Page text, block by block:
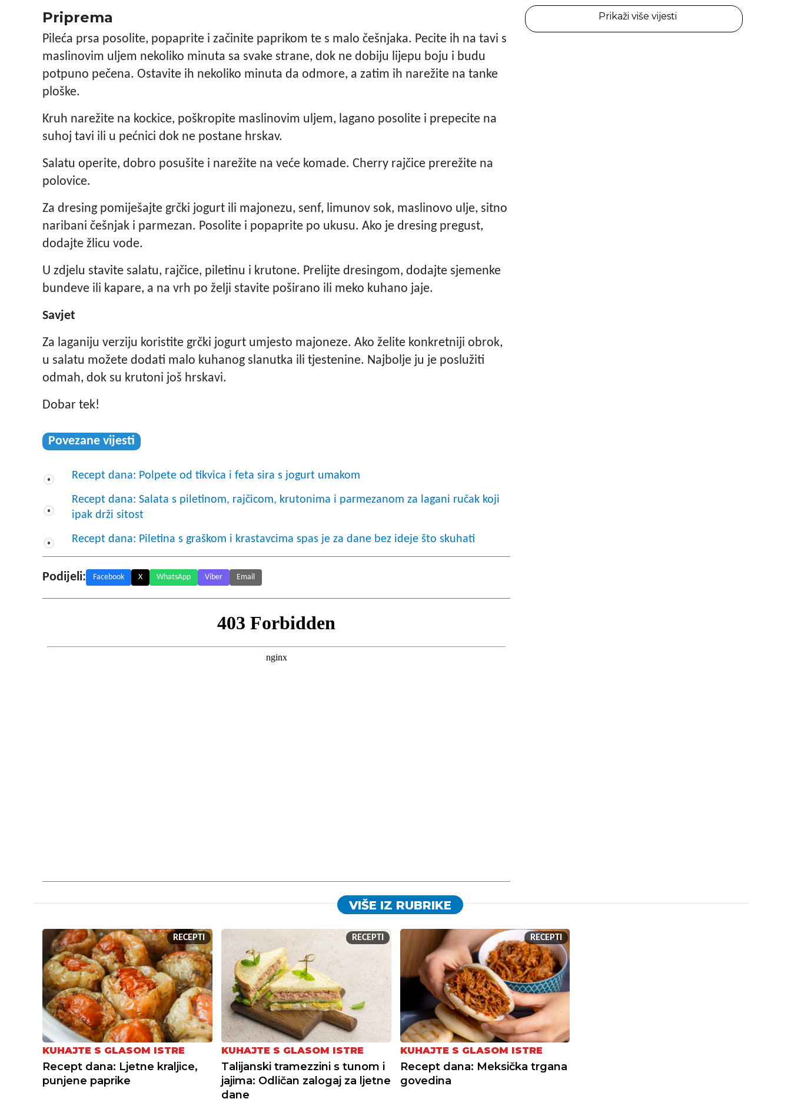
Priprema
Pileća prsa posolite, popaprite i začinite paprikom te s malo češnjaka. Pecite ih na tavi s
maslinovim uljem nekoliko minuta sa svake strane, dok ne dobiju lijepu boju i budu
potpuno pečena. Ostavite ih nekoliko minuta da odmore, a zatim ih narežite na tanke
ploške.
Kruh narežite na kockice, poškropite maslinovim uljem, lagano posolite i prepecite na
suhoj tavi ili u pećnici dok ne postane hrskav.
Salatu operite, dobro posušite i narežite na veće komade. Cherry rajčice prerežite na
polovice.
Za dresing pomiješajte grčki jogurt ili majonezu, senf, limunov sok, maslinovo ulje, sitno
naribani češnjak i parmezan. Posolite i popaprite po ukusu. Ako je dresing pregust,
dodajte žlicu vode.
U zdjelu stavite salatu, rajčice, piletinu i krutone. Prelijte dresingom, dodajte sjemenke
bundeve ili kapare, a na vrh po želji stavite poširano ili meko kuhano jaje.
Savjet
Za laganiju verziju koristite grčki jogurt umjesto majoneze. Ako želite konkretniji obrok,
u salatu možete dodati malo kuhanog slanutka ili tjestenine. Najbolje ju je poslužiti
odmah, dok su krutoni još hrskavi.
Dobar tek!
Povezane vijesti
Recept dana: Polpete od tikvica i feta sira s jogurt umakom
Recept dana: Salata s piletinom, rajčicom, krutonima i parmezanom za lagani ručak koji
ipak drži sitost
Recept dana: Piletina s graškom i krastavcima spas je za dane bez ideje što skuhati
Podijeli: Facebook X WhatsApp Viber Email
Prikaži više vijesti
VIŠE IZ RUBRIKE
RECEPTI
KUHAJTE S GLASOM ISTRE
Recept dana: Ljetne kraljice,
punjene paprike
RECEPTI
KUHAJTE S GLASOM ISTRE
Talijanski tramezzini s tunom i
jajima: Odličan zalogaj za ljetne
dane
RECEPTI
KUHAJTE S GLASOM ISTRE
Recept dana: Meksička trgana
govedina